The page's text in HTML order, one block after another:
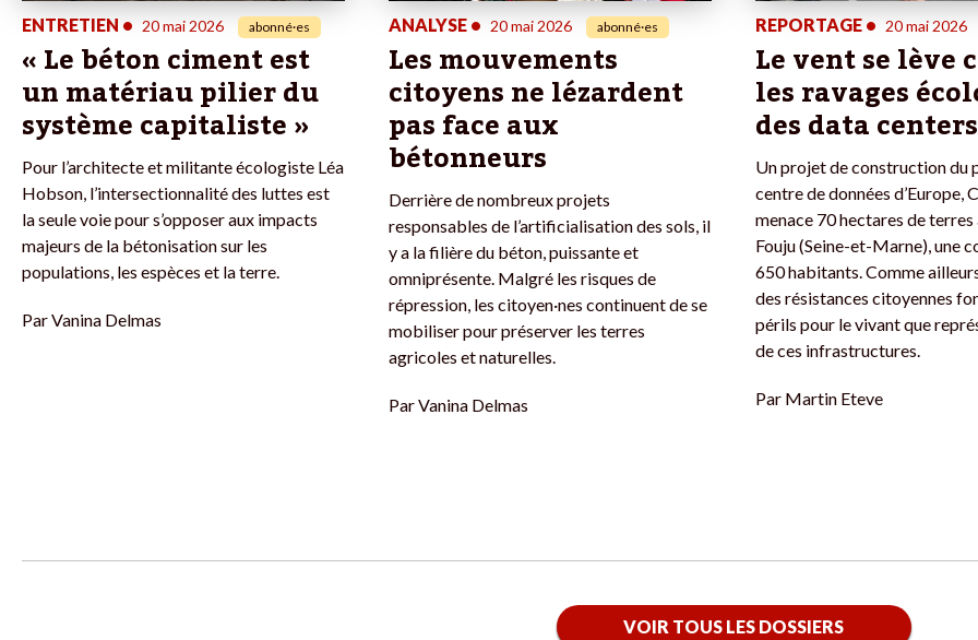
ENTRETIEN • 20 mai 2026 abonné·es
« Le béton ciment est
un matériau pilier du
système capitaliste »
Pour l’architecte et militante écologiste Léa
Hobson, l’intersectionnalité des luttes est
la seule voie pour s’opposer aux impacts
majeurs de la bétonisation sur les
populations, les espèces et la terre.
ParVanina Delmas
ANALYSE • 20 mai 2026 abonné·es
Les mouvements
citoyens ne lézardent
pas face aux
bétonneurs
Derrière de nombreux projets
responsables de l’artificialisation des sols, il
y a la filière du béton, puissante et
omniprésente. Malgré les risques de
répression, les citoyen·nes continuent de se
mobiliser pour préserver les terres
agricoles et naturelles.
ParVanina Delmas
REPORTAGE • 20 mai 2026
Le vent se lève
les ravages
des data centers
Un projet de construction du
centre de données d’Europe,
menace 70 hectares de
Fouju (Seine-et-Marne), une
650 habitants. Comme
des résistances citoyennes
périls pour le vivant que
de ces infrastructures.
Par Martin Eteve
VOIR TOUS LES DOSSIERS